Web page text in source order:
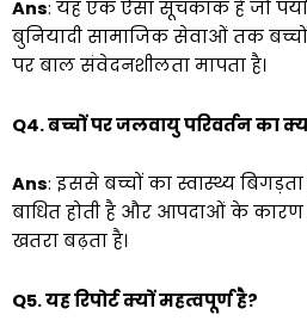
Ans: यह एक ऐसा सूचकांक है जो
बुनियादी सामाजिक सेवाओं तक
पर बाल संवेदनशीलता मापता है।
Q4. बच्चों पर जलवायु परिवर्तन का
Ans: इससे बच्चों का स्वास्थ्य
बाधित होती है और आपदाओं के कारण
खतरा बढ़ता है।
Q5. यह रिपोर्ट क्यों महत्वपूर्ण है?